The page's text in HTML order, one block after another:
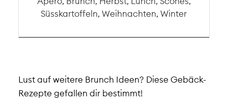
Süsskartoffeln, Weihnachten, Winter
Lust auf weitere Brunch Ideen? Diese Gebäck-
Rezepte gefallen dir bestimmt!